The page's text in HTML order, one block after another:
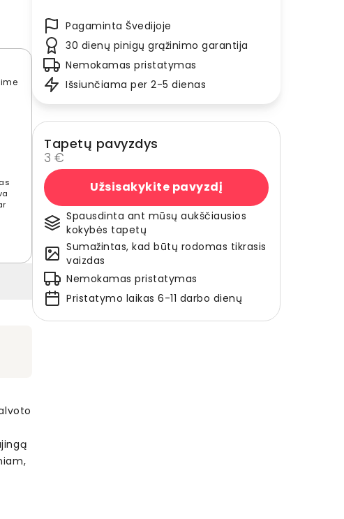
Pagaminta Švedijoje
30 dienų pinigų grąžinimo garantija
Nemokamas pristatymas
Išsiunčiama per 2-5 dienas
Tapetų pavyzdys
3 €
Užsisakykite pavyzdį
Spausdinta ant mūsų aukščiausios
kokybės tapetų
Sumažintas, kad būtų rodomas tikrasis
vaizdas
Nemokamas pristatymas
Pristatymo laikas 6-11 darbo dienų